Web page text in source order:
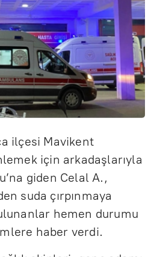
ilçesi Mavikent
için arkadaşlarıyla
giden Celal A.,
suda çırpınmaya
hemen durumu
haber verdi.